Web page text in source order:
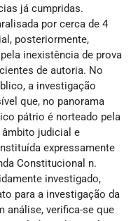
já cumpridas.
por cerca de 4
posteriormente,
inexistência de prova
de autoria. No
a investigação
que, no panorama
pátrio é norteado pela
âmbito judicial e
expressamente
Constitucional n.
investigado,
para a investigação da
análise, verifica-se que